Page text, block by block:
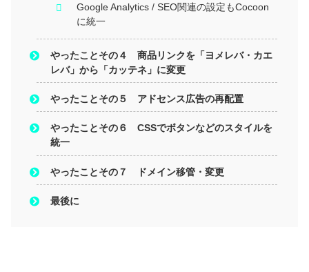
Google Analytics / SEO関連の設定もCocoon
に統一
やったことその４ 商品リンクを「ヨメレバ・カエ
レバ」から「カッテネ」に変更
やったことその５ アドセンス広告の再配置
やったことその６ CSSでボタンなどのスタイルを
統一
やったことその７ ドメイン移管・変更
最後に